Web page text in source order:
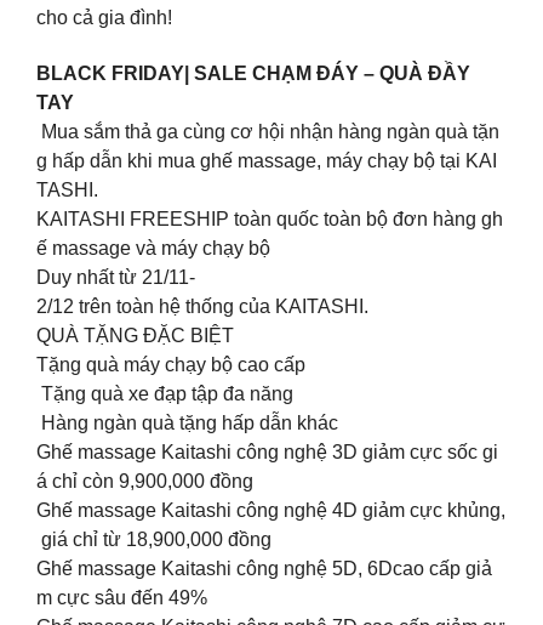
cho cả gia đình!
BLACK FRIDAY| SALE CHẠM ĐÁY – QUÀ ĐẦY
TAY
️ Mua sắm thả ga cùng cơ hội nhận hàng ngàn quà tặn
g hấp dẫn khi mua ghế massage, máy chạy bộ tại KAI
TASHI.
KAITASHI FREESHIP toàn quốc toàn bộ đơn hàng gh
ế massage và máy chạy bộ
Duy nhất từ 21/11-
2/12 trên toàn hệ thống của KAITASHI.
️QUÀ TẶNG ĐẶC BIỆT
Tặng quà máy chạy bộ cao cấp
Tặng quà xe đạp tập đa năng
Hàng ngàn quà tặng hấp dẫn khác
Ghế massage Kaitashi công nghệ 3D giảm cực sốc gi
á chỉ còn 9,900,000 đồng
Ghế massage Kaitashi công nghệ 4D giảm cực khủng,
giá chỉ từ 18,900,000 đồng
Ghế massage Kaitashi công nghệ 5D, 6Dcao cấp giả
m cực sâu đến 49%